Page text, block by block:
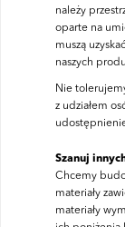
należy
oparte na
muszą
naszych
Nie
z udziałem
Szanuj
Chcemy
materiały
materiały